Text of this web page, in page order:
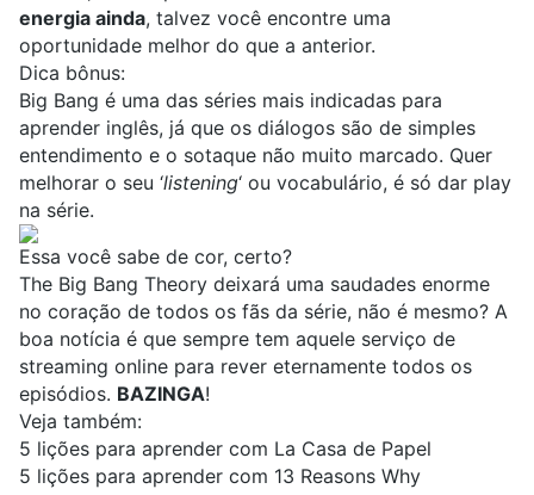
energia ainda, talvez você encontre uma
oportunidade melhor do que a anterior.
Dica bônus:
Big Bang é uma das séries mais indicadas para
aprender inglês, já que os diálogos são de simples
entendimento e o sotaque não muito marcado. Quer
melhorar o seu ‘listening‘ ou vocabulário, é só dar play
na série.
Essa você sabe de cor, certo?
The Big Bang Theory deixará uma saudades enorme
no coração de todos os fãs da série, não é mesmo? A
boa notícia é que sempre tem aquele serviço de
streaming online para rever eternamente todos os
episódios. BAZINGA!
Veja também:
5 lições para aprender com La Casa de Papel
5 lições para aprender com 13 Reasons Why